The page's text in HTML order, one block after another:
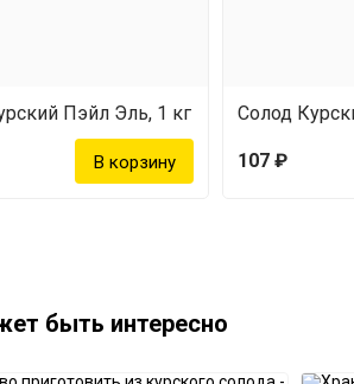
Пэйл Эль, 1 кг Солод
107 ₽
быть интересно